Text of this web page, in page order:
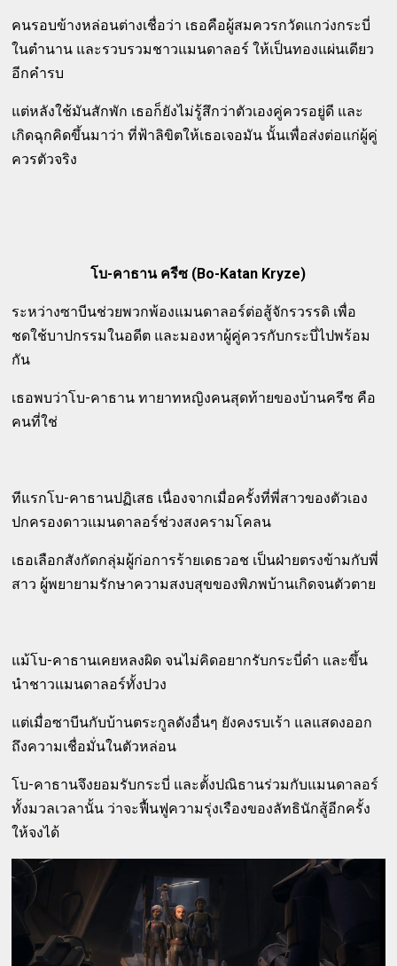
คนรอบข้างหล่อนต่างเชื่อว่า เธอคือผู้สมควรกวัดแกว่งกระบี่
ในตำนาน และรวบรวมชาวแมนดาลอร์ ให้เป็นทองแผ่นเดียว
อีกคำรบ
แต่หลังใช้มันสักพัก เธอก็ยังไม่รู้สึกว่าตัวเองคู่ควรอยู่ดี และ
เกิดฉุกคิดขึ้นมาว่า ที่ฟ้าลิขิตให้เธอเจอมัน นั้นเพื่อส่งต่อแก่ผู้คู่
ควรตัวจริง
โบ-คาธาน ครีซ (Bo-Katan Kryze)
ระหว่างซาบีนช่วยพวกพ้องแมนดาลอร์ต่อสู้จักรวรรดิ เพื่อ
ชดใช้บาปกรรมในอดีต และมองหาผู้คู่ควรกับกระบี่ไปพร้อม
กัน
เธอพบว่าโบ-คาธาน ทายาทหญิงคนสุดท้ายของบ้านครีซ คือ
คนที่ใช่
ทีแรกโบ-คาธานปฏิเสธ เนื่องจากเมื่อครั้งที่พี่สาวของตัวเอง
ปกครองดาวแมนดาลอร์ช่วงสงครามโคลน
เธอเลือกสังกัดกลุ่มผู้ก่อการร้ายเดธวอช เป็นฝ่ายตรงข้ามกับพี่
สาว ผู้พยายามรักษาความสงบสุขของพิภพบ้านเกิดจนตัวตาย
แม้โบ-คาธานเคยหลงผิด จนไม่คิดอยากรับกระบี่ดำ และขึ้น
นำชาวแมนดาลอร์ทั้งปวง
แต่เมื่อซาบีนกับบ้านตระกูลดังอื่นๆ ยังคงรบเร้า แลแสดงออก
ถึงความเชื่อมั่นในตัวหล่อน
โบ-คาธานจึงยอมรับกระบี่ และตั้งปณิธานร่วมกับแมนดาลอร์
ทั้งมวลเวลานั้น ว่าจะฟื้นฟูความรุ่งเรืองของลัทธินักสู้อีกครั้ง
ให้จงได้